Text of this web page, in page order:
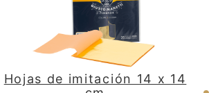
Hojas de imitación 14 x 14